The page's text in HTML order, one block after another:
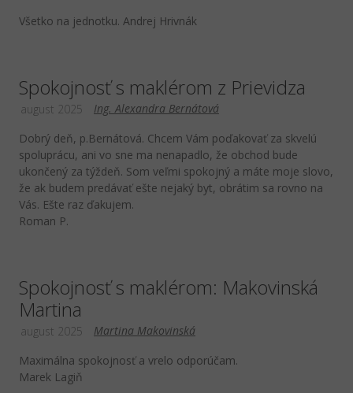
Všetko na jednotku. Andrej Hrivnák
Spokojnosť s maklérom z Prievidza
Ing. Alexandra Bernátová
august 2025
Dobrý deň, p.Bernátová. Chcem Vám poďakovať za skvelú
spoluprácu, ani vo sne ma nenapadlo, že obchod bude
ukončený za týždeň. Som veľmi spokojný a máte moje slovo,
že ak budem predávať ešte nejaký byt, obrátim sa rovno na
Vás. Ešte raz ďakujem.
Roman P.
Spokojnosť s maklérom: Makovinská
Martina
Martina Makovinská
august 2025
Maximálna spokojnosť a vrelo odporúčam.
Marek Lagiň